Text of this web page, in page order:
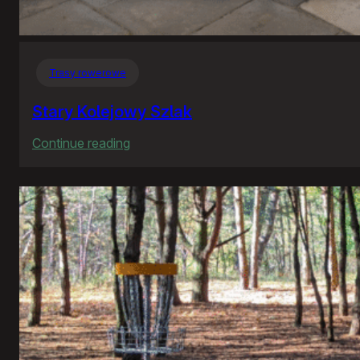
Trasy rowerowe
Stary Kolejowy Szlak
Continue reading
Kolejowy
Szlak